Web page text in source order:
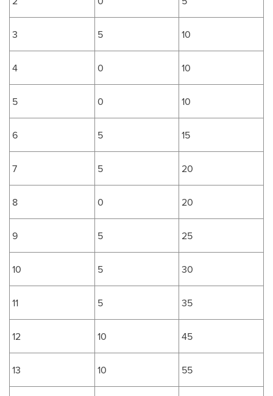
3 5 10
4 0 10
5 0 10
6 5 15
7 5 20
8 0 20
9 5 25
10 5 30
11 5 35
12 10 45
13 10 55